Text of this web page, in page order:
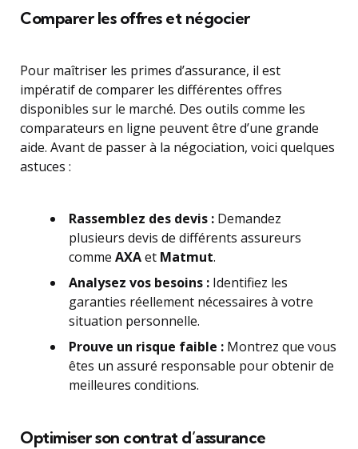
Comparer les offres et négocier
Pour maîtriser les primes d’assurance, il est
impératif de comparer les différentes offres
disponibles sur le marché. Des outils comme les
comparateurs en ligne peuvent être d’une grande
aide. Avant de passer à la négociation, voici quelques
astuces :
Rassemblez des devis : Demandez
plusieurs devis de différents assureurs
comme AXAet Matmut.
Analysez vos besoins : Identifiez les
garanties réellement nécessaires à votre
situation personnelle.
Prouve un risque faible : Montrez que vous
êtes un assuré responsable pour obtenir de
meilleures conditions.
Optimiser son contrat d’assurance